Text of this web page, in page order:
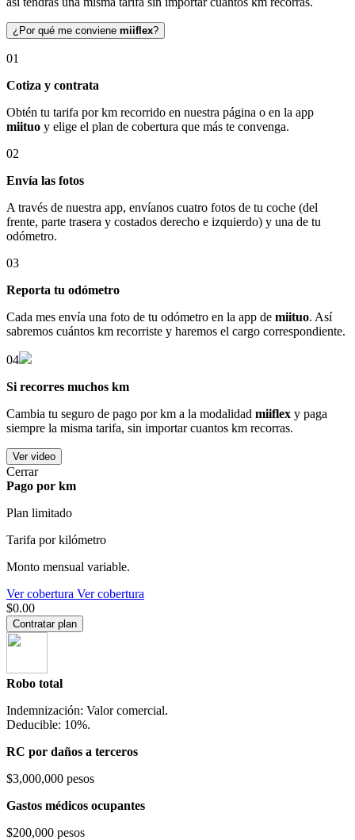
¿Por qué me conviene miiflex?
01
Cotiza y contrata
Obtén tu tarifa por km recorrido en nuestra página o en la app
miituo y elige el plan de cobertura que más te convenga.
02
Envía las fotos
A través de nuestra app, envíanos cuatro fotos de tu coche (del
frente, parte trasera y costados derecho e izquierdo) y una de tu
odómetro.
03
Reporta tu odómetro
Cada mes envía una foto de tu odómetro en la app de miituo. Así
sabremos cuántos km recorriste y haremos el cargo correspondiente.
04
Si recorres muchos km
Cambia tu seguro de pago por km a la modalidad miiflex y paga
siempre la misma tarifa, sin importar cuantos km recorras.
Ver video
Cerrar
Pago por km
Plan limitado
Tarifa por kilómetro
Monto mensual variable.
Ver cobertura Ver cobertura
$0.00
Contratar plan
Robo total
Indemnización: Valor comercial.
Deducible: 10%.
RC por daños a terceros
$3,000,000 pesos
Gastos médicos ocupantes
$200,000 pesos